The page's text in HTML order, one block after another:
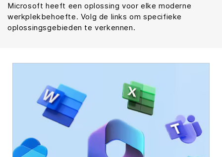
Microsoft heeft een oplossing voor elke moderne
werkplekbehoefte. Volg de links om specifieke
oplossingsgebieden te verkennen.